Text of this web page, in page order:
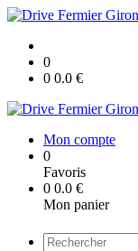
0
0 0.0 €
Mon compte
0
Favoris
0 0.0 €
Mon panier